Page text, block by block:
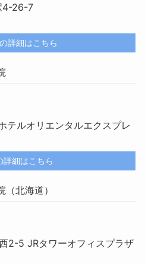
4-26-7
詳細はこちら
テルオリエンタルエクスプレ
詳細はこちら
北海道）
2-5 JRタワーオフィスプラザ